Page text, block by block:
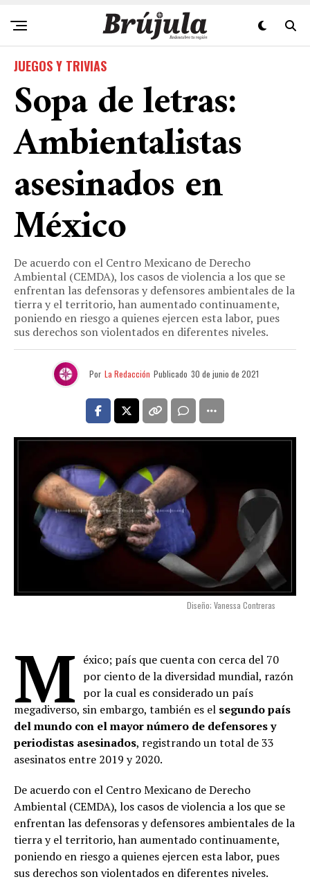
JUEGOS Y TRIVIAS
Sopa de letras:
Ambientalistas
asesinados en
México
De acuerdo con el Centro Mexicano de Derecho
Ambiental (CEMDA), los casos de violencia a los que se
enfrentan las defensoras y defensores ambientales de la
tierra y el territorio, han aumentado continuamente,
poniendo en riesgo a quienes ejercen esta labor, pues
sus derechos son violentados en diferentes niveles.
Por La Redacción Publicado 30 de junio de 2021
Diseño; Vanessa Contreras
M éxico; país que cuenta con cerca del 70
por ciento de la diversidad mundial, razón
por la cual es considerado un país
megadiverso, sin embargo, también es el segundo país
del mundo con el mayor número de defensores y
periodistas asesinados, registrando un total de 33
asesinatos entre 2019 y 2020.
De acuerdo con el Centro Mexicano de Derecho
Ambiental (CEMDA), los casos de violencia a los que se
enfrentan las defensoras y defensores ambientales de la
tierra y el territorio, han aumentado continuamente,
poniendo en riesgo a quienes ejercen esta labor, pues
sus derechos son violentados en diferentes niveles.